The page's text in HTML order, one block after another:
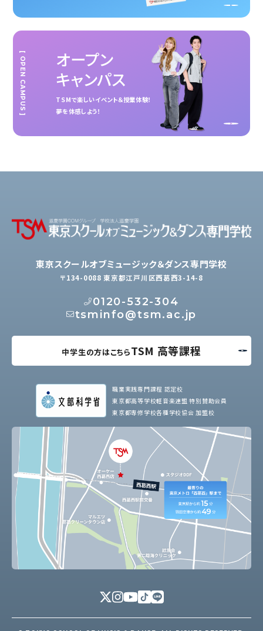
オープン
キャンパス
TSMで楽しいイベント＆授業体験！
夢を体感しよう！
[ OPEN CAMPUS ]
東京スクールオブミュージック＆ダンス専門学校
〒134-0088 東京都江戸川区西葛西3-14-8
0120-532-304
tsminfo@tsm.ac.jp
中学生の方はこちらTSM 高等課程
職業実践専門課程 認定校
東京都高等学校軽音楽連盟 特別賛助会員
東京都専修学校各種学校協会 加盟校